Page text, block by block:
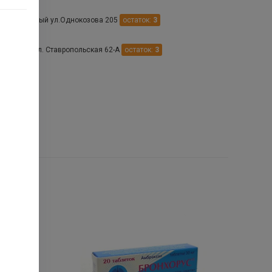
ул.Однокозова 205 остаток: 3
ул. Ставропольская 62-А остаток: 3
ул.Рогожникова д.25 п25
ул.Ленина 104